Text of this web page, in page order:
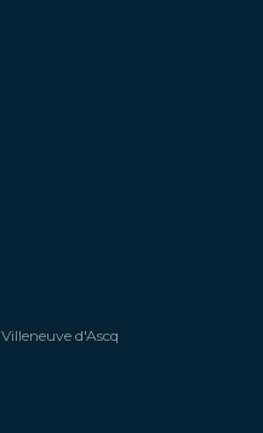
Villeneuve d'Ascq